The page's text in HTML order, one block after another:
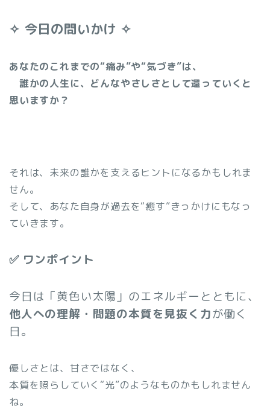
✧ 今日の問いかけ ✧
あなたのこれまでの“痛み”や“気づき”は、
誰かの人生に、どんなやさしさとして還っていくと
思いますか？
それは、未来の誰かを支えるヒントになるかもしれま
せん。
そして、あなた自身が過去を“癒す”きっかけにもなっ
ていきます。
✅ ワンポイント
今日は「黄色い太陽」のエネルギーとともに、
他人への理解・問題の本質を見抜く力が働く
日。
優しさとは、甘さではなく、
本質を照らしていく“光”のようなものかもしれません
ね。